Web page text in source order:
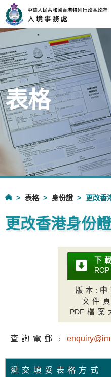
表格
表格 身份證 更改香
更改香港身份
下
ROP
版本 :
文件
PDF檔案
查詢電郵﹕
遞交填妥表格方式